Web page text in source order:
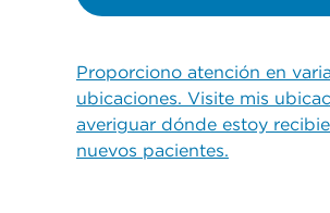
Proporciono atención en
ubicaciones. Visite mis
averiguar dónde estoy
nuevos pacientes.